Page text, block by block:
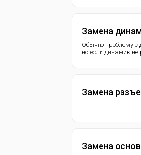
Замена
Обычно проблему с
но если динамик не
Замена
Замена